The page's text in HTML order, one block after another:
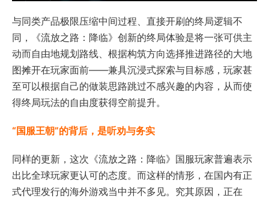
与同类产品极限压缩中间过程、直接开刷的终局逻辑不
同，《流放之路：降临》创新的终局体验是将一张可供主
动而自由地规划路线、根据构筑方向选择推进路径的大地
图摊开在玩家面前——兼具沉浸式探索与目标感，玩家甚
至可以根据自己的做装思路跳过不感兴趣的内容，从而使
得终局玩法的自由度获得空前提升。
“国服王朝”的背后，是听劝与务实
同样的更新，这次《流放之路：降临》国服玩家普遍表示
出比全球玩家更认可的态度。而这样的情形，在国内有正
式代理发行的海外游戏当中并不多见。究其原因，正在